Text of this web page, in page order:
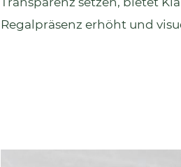
Regalpräsenz erhöht und